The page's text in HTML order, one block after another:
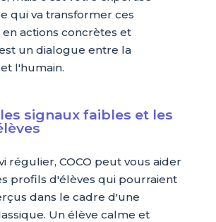
qui va transformer ces
actions concrètes et
un dialogue entre la
l'humain.
signaux faibles et les
régulier, COCO peut vous aider
profils d'élèves qui pourraient
dans le cadre d'une
Un élève calme et